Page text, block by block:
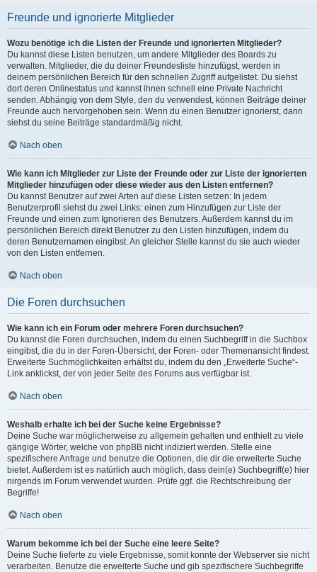
Freunde und ignorierte Mitglieder
Wozu benötige ich die Listen der Freunde und ignorierten Mitglieder?
Du kannst diese Listen benutzen, um andere Mitglieder des Boards zu
verwalten. Mitglieder, die du deiner Freundesliste hinzufügst, werden in
deinem persönlichen Bereich für den schnellen Zugriff aufgelistet. Du siehst
dort deren Onlinestatus und kannst ihnen schnell eine Private Nachricht
senden. Abhängig von dem Style, den du verwendest, können Beiträge deiner
Freunde auch hervorgehoben sein. Wenn du einen Benutzer ignorierst, dann
siehst du seine Beiträge standardmäßig nicht.
Nach oben
Wie kann ich Mitglieder zur Liste der Freunde oder zur Liste der ignorierten
Mitglieder hinzufügen oder diese wieder aus den Listen entfernen?
Du kannst Benutzer auf zwei Arten auf diese Listen setzen: In jedem
Benutzerprofil siehst du zwei Links: einen zum Hinzufügen zur Liste der
Freunde und einen zum Ignorieren des Benutzers. Außerdem kannst du im
persönlichen Bereich direkt Benutzer zu den Listen hinzufügen, indem du
deren Benutzernamen eingibst. An gleicher Stelle kannst du sie auch wieder
von den Listen entfernen.
Nach oben
Die Foren durchsuchen
Wie kann ich ein Forum oder mehrere Foren durchsuchen?
Du kannst die Foren durchsuchen, indem du einen Suchbegriff in die Suchbox
eingibst, die du in der Foren-Übersicht, der Foren- oder Themenansicht findest.
Erweiterte Suchmöglichkeiten erhältst du, indem du den „Erweiterte Suche“-
Link anklickst, der von jeder Seite des Forums aus verfügbar ist.
Nach oben
Weshalb erhalte ich bei der Suche keine Ergebnisse?
Deine Suche war möglicherweise zu allgemein gehalten und enthielt zu viele
gängige Wörter, welche von phpBB nicht indiziert werden. Stelle eine
spezifischere Anfrage und benutze die Optionen, die dir die erweiterte Suche
bietet. Außerdem ist es natürlich auch möglich, dass dein(e) Suchbegriff(e) hier
nirgends im Forum verwendet wurden. Prüfe ggf. die Rechtschreibung der
Begriffe!
Nach oben
Warum bekomme ich bei der Suche eine leere Seite?
Deine Suche lieferte zu viele Ergebnisse, somit konnte der Webserver sie nicht
verarbeiten. Benutze die erweiterte Suche und gib spezifischere Suchbegriffe